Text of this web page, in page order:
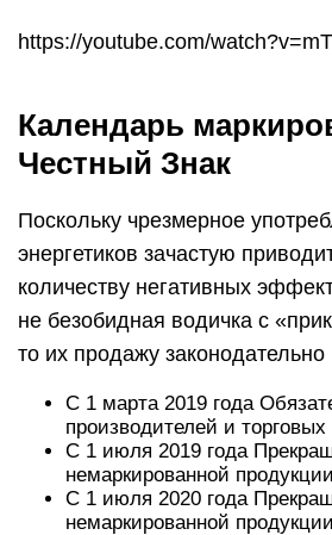
https://youtube.com/
Календарь
Честный Знак
Поскольку чрезмерное
энергетиков зачастую
количеству негативных
не безобидная водичка с
то их продажу законодательно
С 1 марта 2019 года
производителей и торговых
С 1 июля 2019 года
немаркированной
С 1 июля 2020 года
немаркированной